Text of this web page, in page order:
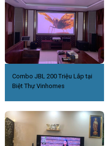
Combo JBL 200 Triệu Lắp tại
Biệt Thự Vinhomes